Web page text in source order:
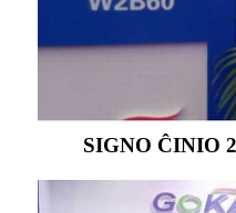
SIGNO ĈINIO